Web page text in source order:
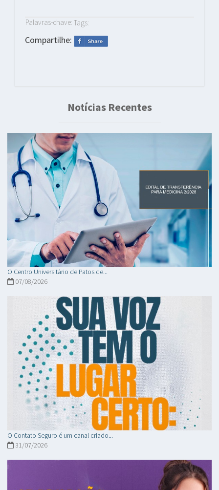
Palavras-chave: Tags:
Compartilhe:
Notícias Recentes
O Centro Universitário de Patos de...
07/08/2026
O Contato Seguro é um canal criado...
31/07/2026